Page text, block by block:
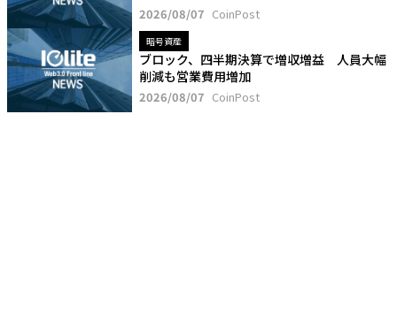
2026/08/07 CoinPost
暗号資産
ブロック、四半期決算で増収増益 人員大幅
削減も営業費用増加
2026/08/07 CoinPost